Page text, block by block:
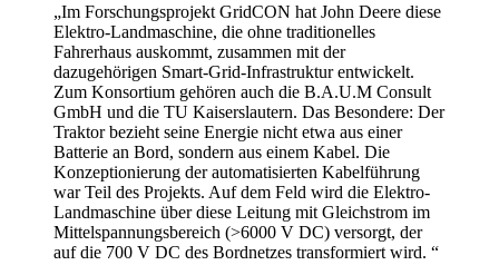
„Im Forschungsprojekt GridCON hat John Deere diese
Elektro-Landmaschine, die ohne traditionelles
Fahrerhaus auskommt, zusammen mit der
dazugehörigen Smart-Grid-Infrastruktur entwickelt.
Zum Konsortium gehören auch die B.A.U.M Consult
GmbH und die TU Kaiserslautern. Das Besondere: Der
Traktor bezieht seine Energie nicht etwa aus einer
Batterie an Bord, sondern aus einem Kabel. Die
Konzeptionierung der automatisierten Kabelführung
war Teil des Projekts. Auf dem Feld wird die Elektro-
Landmaschine über diese Leitung mit Gleichstrom im
Mittelspannungsbereich (>6000 V DC) versorgt, der
auf die 700 V DC des Bordnetzes transformiert wird. “